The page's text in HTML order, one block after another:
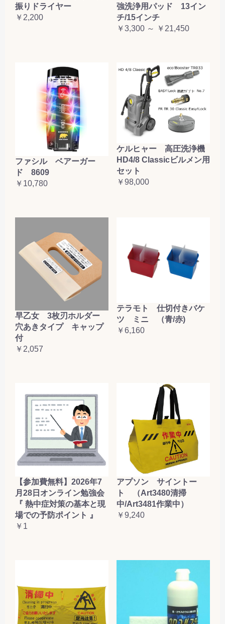
振りドライヤー
￥2,200
強洗浄用パッド 13イン
チ/15インチ
￥3,300 ～ ￥21,450
ファシル ベアーガー
ド 8609
￥10,780
ケルヒャー 高圧洗浄機
HD4/8 Classicビルメン用
セット
￥98,000
早乙女 3枚刃ホルダー
穴あきタイプ キャップ
付
￥2,057
テラモト 仕切付きバケ
ツ ミニ （青/赤)
￥6,160
【参加費無料】2026年7
月28日オンライン勉強会
『 熱中症対策の基本と現
場での予防ポイント 』
￥1
アプソン サイントー
ト （Art3480清掃
中/Art3481作業中）
￥9,240